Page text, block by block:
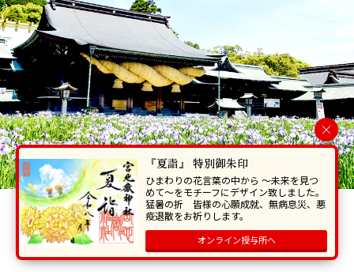
当ホームページで掲載の写真・イラスト等を無断で転写･複製することを
禁じます。
Copyright © Miyajidake Jinjya , All Rights Reserved.
×
『夏詣』 特別御朱印
ひまわりの花言葉の中から 〜未来を見つ
めて〜をモチーフにデザイン致しました。
猛暑の折 皆様の心願成就、無病息災、悪
疫退散をお祈りします。
オンライン授与所へ